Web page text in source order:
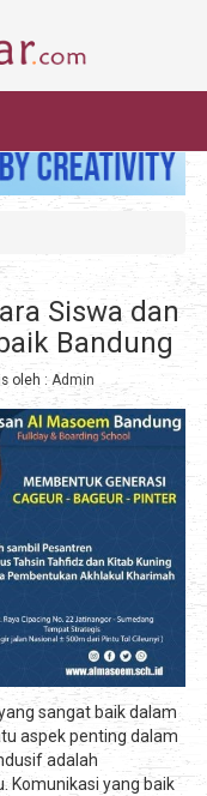
Siswa dan
Bandung
oleh : Admin
sangat baik dalam
aspek penting dalam
adalah
Komunikasi yang baik